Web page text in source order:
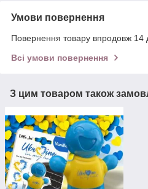
Умови повернення
Повернення товару впродовж 14
Всі умови повернення
З цим товаром також